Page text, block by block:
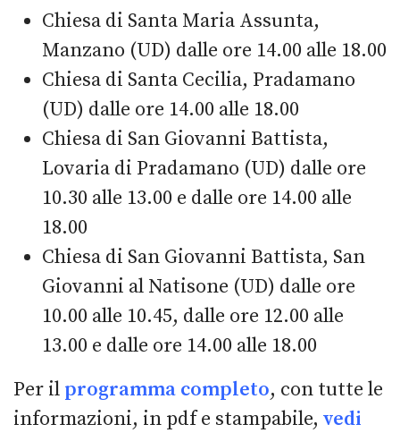
Chiesa di Santa Maria Assunta,
Manzano (UD) dalle ore 14.00 alle 18.00
Chiesa di Santa Cecilia, Pradamano
(UD) dalle ore 14.00 alle 18.00
Chiesa di San Giovanni Battista,
Lovaria di Pradamano (UD) dalle ore
10.30 alle 13.00 e dalle ore 14.00 alle
18.00
Chiesa di San Giovanni Battista, San
Giovanni al Natisone (UD) dalle ore
10.00 alle 10.45, dalle ore 12.00 alle
13.00 e dalle ore 14.00 alle 18.00
Per il programma completo, con tutte le
informazioni, in pdf e stampabile, vedi